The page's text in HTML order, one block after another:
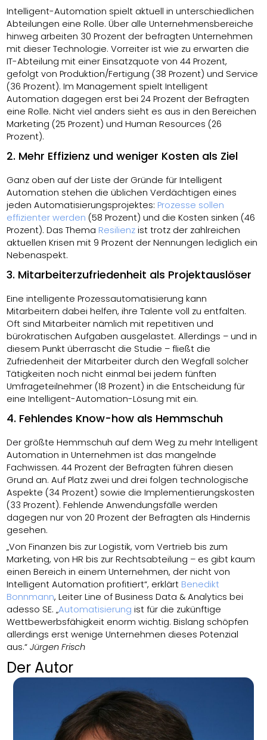
Intelligent-Automation spielt aktuell in unterschiedlichen
Abteilungen eine Rolle. Über alle Unternehmensbereiche
hinweg arbeiten 30 Prozent der befragten Unternehmen
mit dieser Technologie. Vorreiter ist wie zu erwarten die
IT-Abteilung mit einer Einsatzquote von 44 Prozent,
gefolgt von Produktion/Fertigung (38 Prozent) und Service
(36 Prozent). Im Management spielt Intelligent
Automation dagegen erst bei 24 Prozent der Befragten
eine Rolle. Nicht viel anders sieht es aus in den Bereichen
Marketing (25 Prozent) und Human Resources (26
Prozent).
2. Mehr Effizienz und weniger Kosten als Ziel
Ganz oben auf der Liste der Gründe für Intelligent
Automation stehen die üblichen Verdächtigen eines
jeden Automatisierungsprojektes: Prozesse sollen
effizienter werden (58 Prozent) und die Kosten sinken (46
Prozent). Das Thema Resilienz ist trotz der zahlreichen
aktuellen Krisen mit 9 Prozent der Nennungen lediglich ein
Nebenaspekt.
3. Mitarbeiterzufriedenheit als Projektauslöser
Eine intelligente Prozessautomatisierung kann
Mitarbeitern dabei helfen, ihre Talente voll zu entfalten.
Oft sind Mitarbeiter nämlich mit repetitiven und
bürokratischen Aufgaben ausgelastet. Allerdings – und in
diesem Punkt überrascht die Studie – fließt die
Zufriedenheit der Mitarbeiter durch den Wegfall solcher
Tätigkeiten noch nicht einmal bei jedem fünften
Umfrageteilnehmer (18 Prozent) in die Entscheidung für
eine Intelligent-Automation-Lösung mit ein.
4. Fehlendes Know-how als Hemmschuh
Der größte Hemmschuh auf dem Weg zu mehr Intelligent
Automation in Unternehmen ist das mangelnde
Fachwissen. 44 Prozent der Befragten führen diesen
Grund an. Auf Platz zwei und drei folgen technologische
Aspekte (34 Prozent) sowie die Implementierungskosten
(33 Prozent). Fehlende Anwendungsfälle werden
dagegen nur von 20 Prozent der Befragten als Hindernis
gesehen.
„Von Finanzen bis zur Logistik, vom Vertrieb bis zum
Marketing, von HR bis zur Rechtsabteilung – es gibt kaum
einen Bereich in einem Unternehmen, der nicht von
Intelligent Automation profitiert“, erklärt Benedikt
Bonnmann, Leiter Line of Business Data & Analytics bei
adesso SE. „Automatisierung ist für die zukünftige
Wettbewerbsfähigkeit enorm wichtig. Bislang schöpfen
allerdings erst wenige Unternehmen dieses Potenzial
aus.“Jürgen Frisch
Der Autor